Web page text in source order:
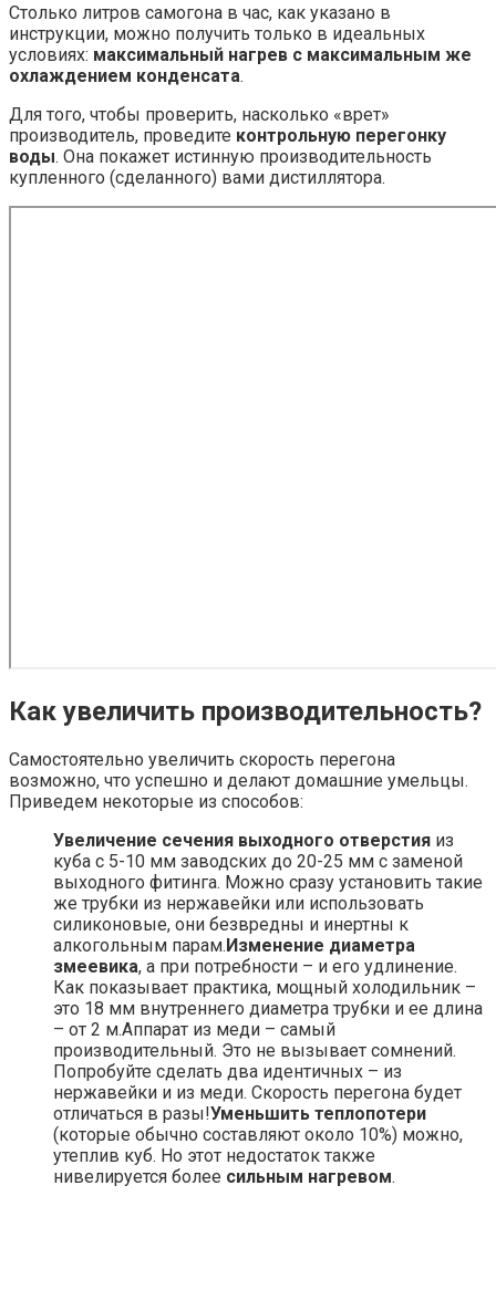
Столько литров самогона в час, как указано в
инструкции, можно получить только в идеальных
условиях: максимальный нагрев с максимальным же
охлаждением конденсата.
Для того, чтобы проверить, насколько «врет»
производитель, проведите контрольную перегонку
воды. Она покажет истинную производительность
купленного (сделанного) вами дистиллятора.
Как увеличить производительность?
Самостоятельно увеличить скорость перегона
возможно, что успешно и делают домашние умельцы.
Приведем некоторые из способов:
Увеличение сечения выходного отверстия из
куба с 5-10 мм заводских до 20-25 мм с заменой
выходного фитинга. Можно сразу установить такие
же трубки из нержавейки или использовать
силиконовые, они безвредны и инертны к
алкогольным парам.Изменение диаметра
змеевика, а при потребности – и его удлинение.
Как показывает практика, мощный холодильник –
это 18 мм внутреннего диаметра трубки и ее длина
– от 2 м.Аппарат из меди – самый
производительный. Это не вызывает сомнений.
Попробуйте сделать два идентичных – из
нержавейки и из меди. Скорость перегона будет
отличаться в разы!Уменьшить теплопотери
(которые обычно составляют около 10%) можно,
утеплив куб. Но этот недостаток также
нивелируется более сильным нагревом.